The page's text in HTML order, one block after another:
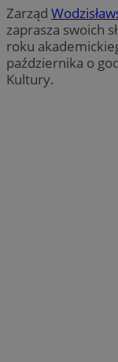
Zarząd
zaprasza swoich
roku
października o
Kultury.